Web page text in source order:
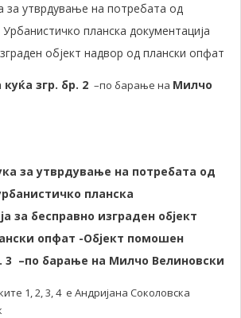
за утврдување на потребата од
планска документација
објект надвор од плански опфат
згр. бр. 2 –по барање на Милчо
за утврдување на потребата од
планска
за бесправно изграден објект
опфат -Објект помошен
3 –по барање на Милчо Велиновски
1, 2, 3, 4 е Андријана Соколовска